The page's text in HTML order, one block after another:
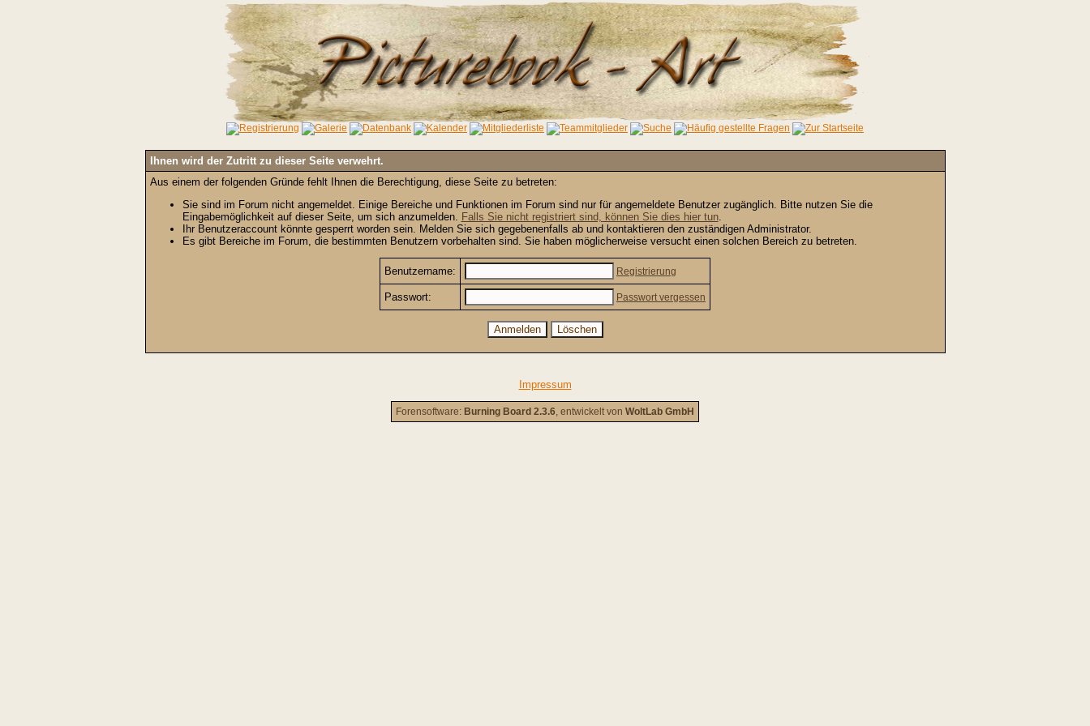
Ihnen wird der Zutritt zu dieser Seite verwehrt.
Aus einem der folgenden Gründe fehlt Ihnen die Berechtigung, diese Seite zu betreten:
Sie sind im Forum nicht angemeldet. Einige Bereiche und Funktionen im Forum sind nur für angemeldete Benutzer zugänglich. Bitte nutzen Sie die
Eingabemöglichkeit auf dieser Seite, um sich anzumelden. Falls Sie nicht registriert sind, können Sie dies hier tun.
Ihr Benutzeraccount könnte gesperrt worden sein. Melden Sie sich gegebenenfalls ab und kontaktieren den zuständigen Administrator.
Es gibt Bereiche im Forum, die bestimmten Benutzern vorbehalten sind. Sie haben möglicherweise versucht einen solchen Bereich zu betreten.
Benutzername: Registrierung
Passwort: Passwort vergessen
Impressum
Forensoftware: Burning Board 2.3.6, entwickelt von WoltLab GmbH